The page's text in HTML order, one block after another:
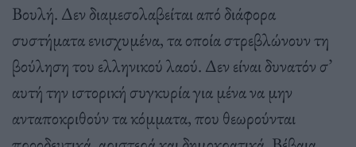
Βουλή. Δεν διαμεσολαβείται από διάφορα
συστήματα ενισχυμένα, τα οποία στρεβλώνουν τη
βούληση του ελληνικού λαού. Δεν είναι δυνατόν σ’
αυτή την ιστορική συγκυρία για μένα να μην
ανταποκριθούν τα κόμματα, που θεωρούνται